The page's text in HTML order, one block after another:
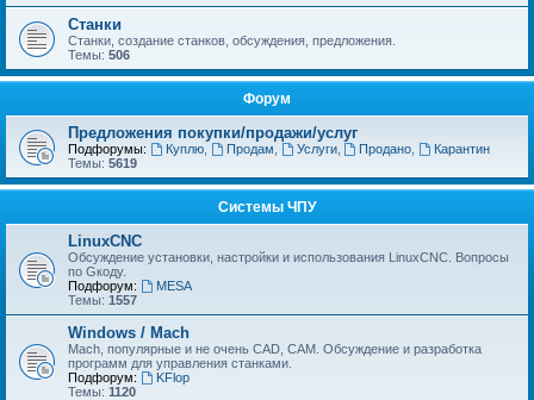
Станки
Станки, создание станков, обсуждения, предложения.
Темы: 506
Форум
Предложения покупки/продажи/услуг
Подфорумы: Куплю, Продам Услуги, Продано
Карантин
Темы: 5619
Системы ЧПУ
LinuxCNC
Обсуждение установки, настройки и использования LinuxCNC. Вопросы
по Gкоду.
Подфорум:
MESA
Темы: 1557
Windows / Mach
Mach, популярные и не очень CAD, CAM. Обсуждение и разработка
программ для управления станками.
Подфорум:
KFlop
Темы: 1120